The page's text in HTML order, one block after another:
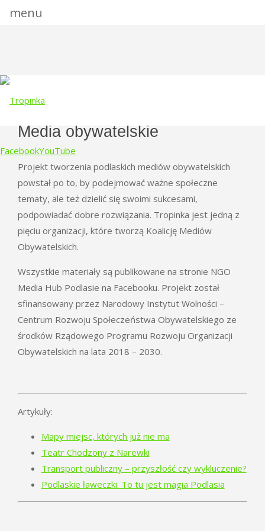
FacebookYouTube
content
Media obywatelskie
Projekt tworzenia podlaskich mediów obywatelskich
powstał po to, by podejmować ważne społeczne
tematy, ale też dzielić się swoimi sukcesami,
podpowiadać dobre rozwiązania. Tropinka jest jedną z
pięciu organizacji, które tworzą Koalicję Mediów
Obywatelskich.
Wszystkie materiały są publikowane na stronie NGO
Media Hub Podlasie na Facebooku. Projekt został
sfinansowany przez Narodowy Instytut Wolności –
Centrum Rozwoju Społeczeństwa Obywatelskiego ze
środków Rządowego Programu Rozwoju Organizacji
Obywatelskich na lata 2018 – 2030.
Artykuły:
Mapy miejsc, których już nie ma
Teatr Chodzony z Narewki
Transport publiczny – przyszłość czy wykluczenie?
Podlaskie ławeczki. To tu jest magia Podlasia
menu